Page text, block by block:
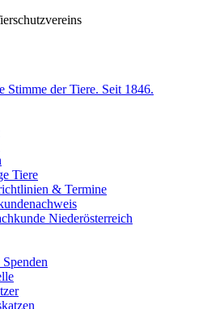
Tiere
& Termine
Niederösterreich